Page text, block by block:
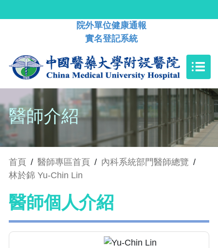
院外單位健康通報
實名登記系統
醫師介紹
首頁 / 醫師專區首頁 / 內科系統部門醫師總覽 /
林於錦 Yu-Chin Lin
醫師個人介紹